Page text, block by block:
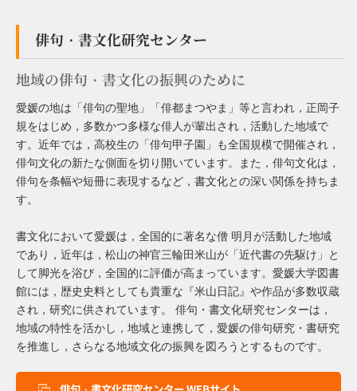
俳句・書文化研究センター
地域の俳句・書文化の振興のために
愛媛の地は「俳句の聖地」「俳都まつやま」等と言われ，正岡子
規をはじめ，多数かつ多様な俳人が輩出され，活動した地域で
す。近年では，高校生の「俳句甲子園」も全国規模で開催され，
俳句文化の新たな側面を切り開いています。また，俳句文化は，
俳句を条幅や短冊に表現するなど，書文化との深い関係を持ちま
す。
書文化において愛媛は，全国的に著名な僧 明月が活動した地域
であり，近年は，松山の神官三輪田米山が「近代書の先駆け」と
して脚光を浴び，全国的に評価が高まっています。愛媛大学図書
館には，歴史史料としても貴重な『米山日記』や作品が多数収蔵
され，研究に供されています。 俳句・書文化研究センターは，
地域の特性を活かし，地域と連携して，愛媛の俳句研究・書研究
を推進し，さらなる地域文化の振興を図ろうとするものです。